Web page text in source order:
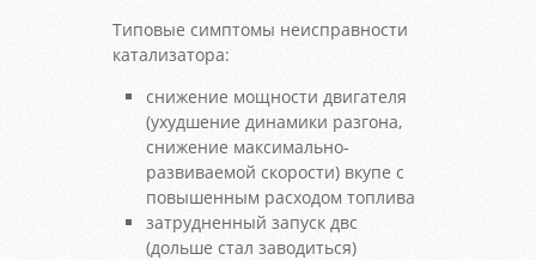
Типовые симптомы неисправности
катализатора:
снижение мощности двигателя
(ухудшение динамики разгона,
снижение максимально-
развиваемой скорости) вкупе с
повышенным расходом топлива
затрудненный запуск двс
(дольше стал заводиться)